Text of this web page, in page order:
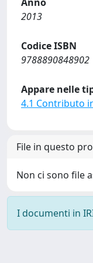
2013
Codice ISBN
9788890848902
Appare nelle
4.1 Contributo
File in questo
Non ci sono file
I documenti in